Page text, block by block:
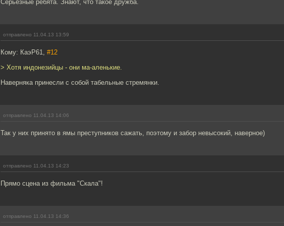
Серьёзные ребята. Знают, что такое дружба.
отправлено 11.04.13 13:59
Кому: КаэР61, #12
> Хотя индонезийцы - они ма-аленькие.
Наверняка принесли с собой табельные стремянки.
отправлено 11.04.13 14:06
Так у них принято в ямы преступников сажать, поэтому и забор невысокий, наверное)
отправлено 11.04.13 14:23
Прямо сцена из фильма "Скала"!
отправлено 11.04.13 14:36